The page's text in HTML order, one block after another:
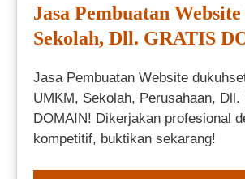
Jasa Pembuatan
Sekolah, Dll. GRATIS
Jasa Pembuatan Website
UMKM, Sekolah, Perusahaan, Dll.
DOMAIN! Dikerjakan profesional
kompetitif, buktikan sekarang!